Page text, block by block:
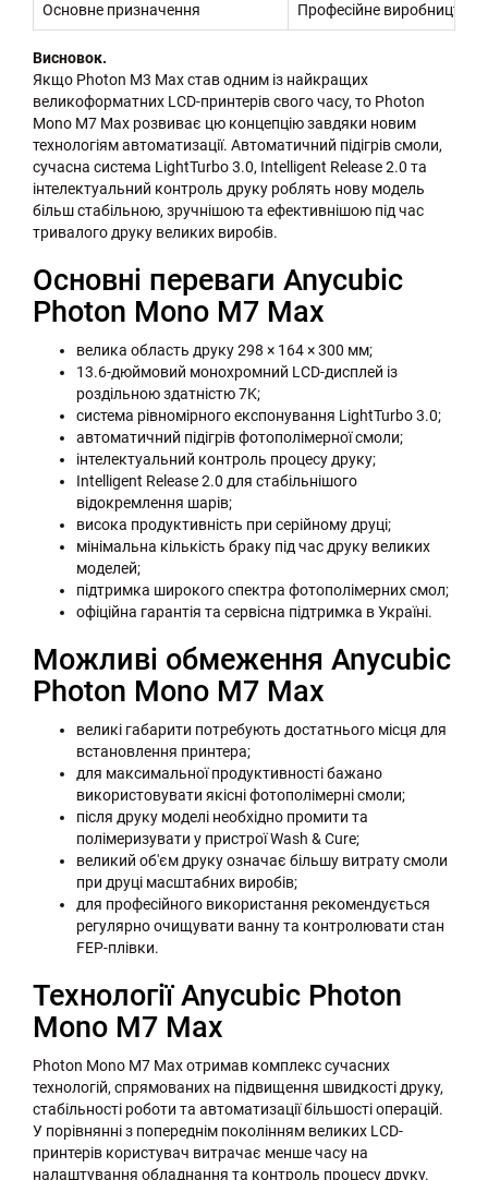
Основне призначення Професійне виробництво
Висновок.
Якщо Photon M3 Max став одним із найкращих
великоформатних LCD-принтерів свого часу, то Photon
Mono M7 Max розвиває цю концепцію завдяки новим
технологіям автоматизації. Автоматичний підігрів смоли,
сучасна система LightTurbo 3.0, Intelligent Release 2.0 та
інтелектуальний контроль друку роблять нову модель
більш стабільною, зручнішою та ефективнішою під час
тривалого друку великих виробів.
Основні переваги Anycubic
Photon Mono M7 Max
велика область друку 298 × 164 × 300 мм;
13.6-дюймовий монохромний LCD-дисплей із
роздільною здатністю 7K;
система рівномірного експонування LightTurbo 3.0;
автоматичний підігрів фотополімерної смоли;
інтелектуальний контроль процесу друку;
Intelligent Release 2.0 для стабільнішого
відокремлення шарів;
висока продуктивність при серійному друці;
мінімальна кількість браку під час друку великих
моделей;
підтримка широкого спектра фотополімерних смол;
офіційна гарантія та сервісна підтримка в Україні.
Можливі обмеження Anycubic
Photon Mono M7 Max
великі габарити потребують достатнього місця для
встановлення принтера;
для максимальної продуктивності бажано
використовувати якісні фотополімерні смоли;
після друку моделі необхідно промити та
полімеризувати у пристрої Wash & Cure;
великий об'єм друку означає більшу витрату смоли
при друці масштабних виробів;
для професійного використання рекомендується
регулярно очищувати ванну та контролювати стан
FEP-плівки.
Технології Anycubic Photon
Mono M7 Max
Photon Mono M7 Max отримав комплекс сучасних
технологій, спрямованих на підвищення швидкості друку,
стабільності роботи та автоматизації більшості операцій.
У порівнянні з попереднім поколінням великих LCD-
принтерів користувач витрачає менше часу на
налаштування обладнання та контроль процесу друку.